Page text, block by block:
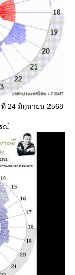
24 มิถุนายน 2568
ณ์